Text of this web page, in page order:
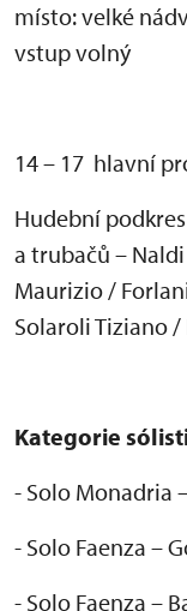
místo:velké
vstup volný
14 – 17 hlavní
Hudební
a trubačů –
Maurizio /
Solaroli Tiziano
Kategorie s
- Solo Monadria
- Solo Faenza –
- Solo Faenza –